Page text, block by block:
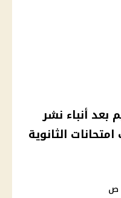
بعد أنباء نشر
الثانوية